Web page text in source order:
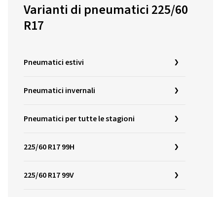
Varianti di pneumatici 225/60
R17
Pneumatici estivi
Pneumatici invernali
Pneumatici per tutte le stagioni
225/60 R17 99H
225/60 R17 99V